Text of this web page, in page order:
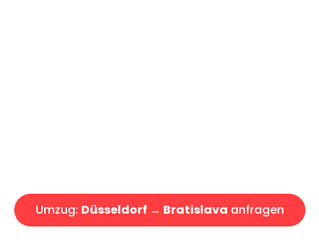
Umzug: Düsseldorf → Bratislava anfragen